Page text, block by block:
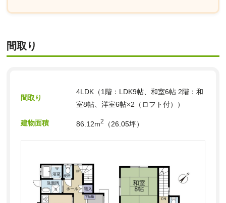
間取り
間取り
4LDK（1階：LDK9帖、和室6帖 2階：和
室8帖、洋室6帖×2（ロフト付））
建物面積 86.12m2 （26.05坪）